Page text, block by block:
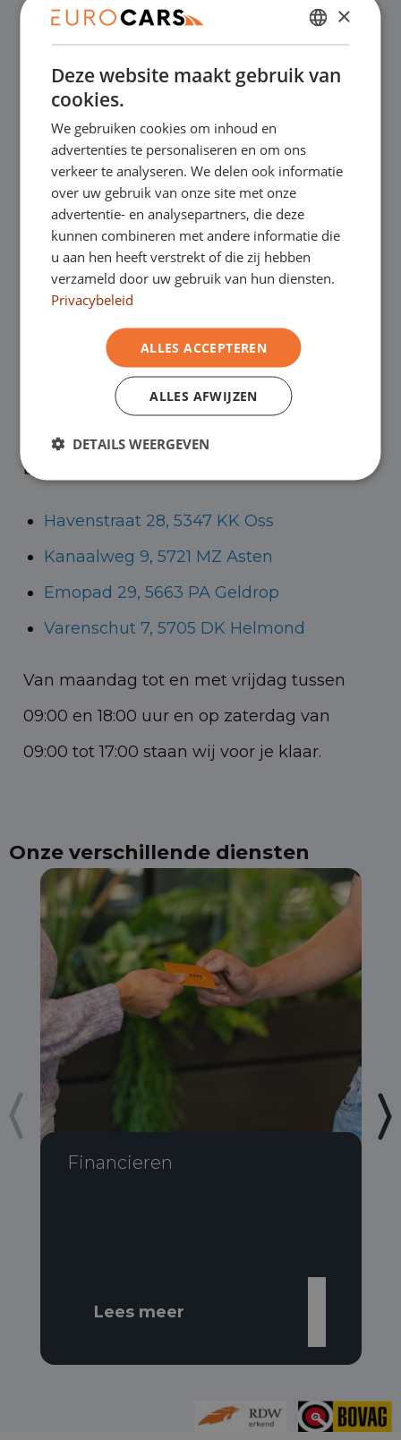
Financial lease – Soepele acceptatie
Gratis thuisbezorgd bij online aankoop
Onze showrooms
Je bent van harte welkom in een van onze
showrooms om de occasions te bekijken –
en natuurlijk voor een lekkere kop koffie!
kunt in Asten terecht voor onze
bedrijfswagens en in Oss, Geldrop en
Helmond voor zowel personenauto’s als
bedrijfswagens.
Havenstraat 28, 5347 KK Oss
Kanaalweg 9, 5721 MZ Asten
Emopad 29, 5663 PA Geldrop
Varenschut 7, 5705 DK Helmond
Van maandag tot en met vrijdag tussen
09:00 en 18:00 uur en op zaterdag van
09:00 tot 17:00 staan wij voor je klaar.
Onze verschillende diensten
Financieren
Lees meer
DUTCH
ENGLISH
×
Deze website maakt gebruik van
cookies.
We gebruiken cookies om inhoud en
advertenties te personaliseren en om ons
verkeer te analyseren. We delen ook informatie
over uw gebruik van onze site met onze
advertentie- en analysepartners, die deze
kunnen combineren met andere informatie die
u aan hen heeft verstrekt of die zij hebben
verzameld door uw gebruik van hun diensten.
Privacybeleid
ALLES ACCEPTEREN
ALLES AFWIJZEN
DETAILS WEERGEVEN